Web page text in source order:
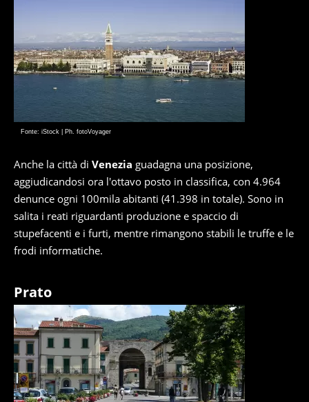
Fonte: iStock | Ph. fotoVoyager
Anche la città di Venezia guadagna una posizione,
aggiudicandosi ora l'ottavo posto in classifica, con 4.964
denunce ogni 100mila abitanti (41.398 in totale). Sono in
salita i reati riguardanti produzione e spaccio di
stupefacenti e i furti, mentre rimangono stabili le truffe e le
frodi informatiche.
Prato